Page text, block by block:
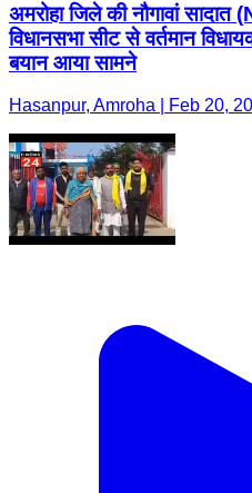
अमरोहा जिले की नौगावां
विधानसभा सीट से वर्तमान
बयान आया सामने
Hasanpur, Amroha | Feb 20,